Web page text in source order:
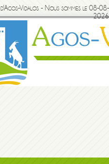
Vidalos - Nous sommes le 08-08-
2026